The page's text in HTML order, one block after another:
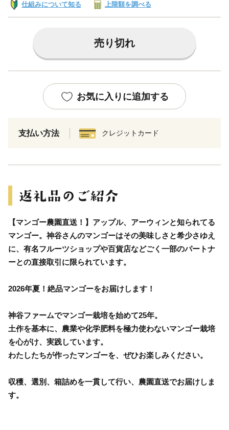
仕組みについて知る 上限額を調べる
売り切れ
お気に入りに追加する
支払い方法 クレジットカード
【マンゴー農園直送！】アップル、アーウィンと知られてる
マンゴー。神谷さんのマンゴーはその美味しさと希少さゆえ
に、有名フルーツショップや百貨店などごく一部のパートナ
ーとの直接取引に限られています。
2026年夏！絶品マンゴーをお届けします！
神谷ファームでマンゴー栽培を始めて25年。
土作を基本に、農業や化学肥料を極力使わないマンゴー栽培
を心がけ、実践しています。
わたしたちが作ったマンゴーを、ぜひお楽しみください。
収穫、選別、箱詰めを一貫して行い、農園直送でお届けしま
す。